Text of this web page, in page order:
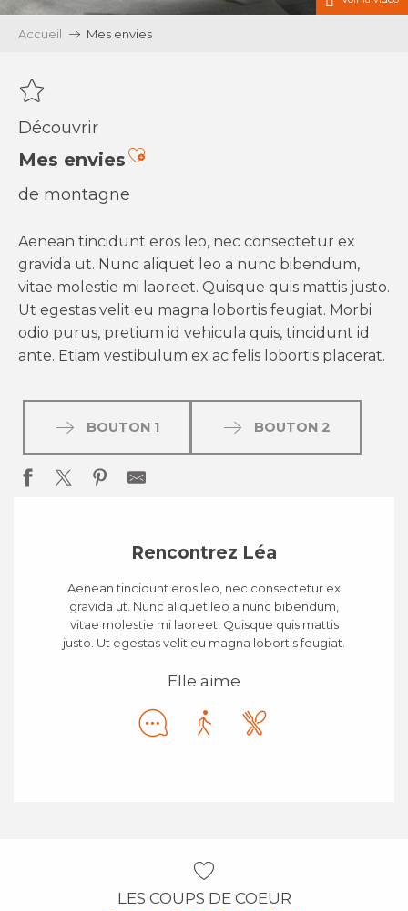
Accueil Mes envies
Découvrir
Mes enviesAjouter aux favoris
de montagne
Aenean tincidunt eros leo, nec consectetur ex
gravida ut. Nunc aliquet leo a nunc bibendum,
vitae molestie mi laoreet. Quisque quis mattis justo.
Ut egestas velit eu magna lobortis feugiat. Morbi
odio purus, pretium id vehicula quis, tincidunt id
ante. Etiam vestibulum ex ac felis lobortis placerat.
BOUTON 1 BOUTON 2
Rencontrez Léa
Aenean tincidunt eros leo, nec consectetur ex
gravida ut. Nunc aliquet leo a nunc bibendum,
vitae molestie mi laoreet. Quisque quis mattis
justo. Ut egestas velit eu magna lobortis feugiat.
Elle aime
LES COUPS DE COEUR